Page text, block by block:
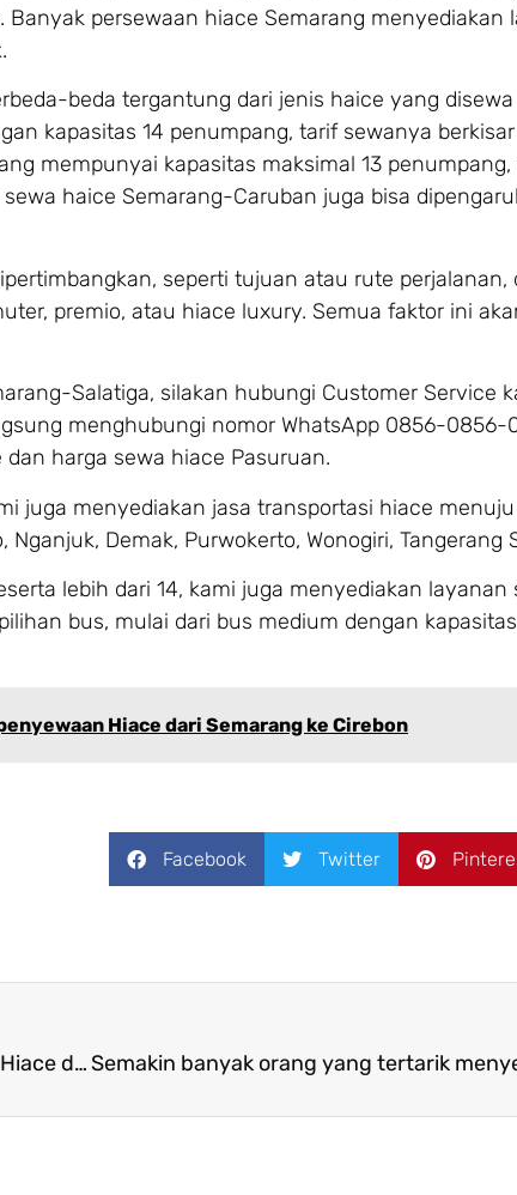
persewaan hiace Semarang menyediakan
beda tergantung dari jenis haice yang
kapasitas 14 penumpang, tarif sewanya berkisar
mempunyai kapasitas maksimal 13
haice Semarang-Caruban juga bisa
seperti tujuan atau rute perjalanan,
premio, atau hiace luxury. Semua faktor ini
Salatiga, silakan hubungi Customer Service
menghubungi nomor WhatsApp 0856-0856-
harga sewa hiace Pasuruan.
juga menyediakan jasa transportasi hiace
Demak, Purwokerto, Wonogiri, Tangerang
lebih dari 14, kami juga menyediakan layanan
bus, mulai dari bus medium dengan
Hiace dari Semarang ke Cirebon
Facebook Twitter
Semakin banyak orang yang tertarik menyewa Hiace dari Semarang menuju Bojonegoro